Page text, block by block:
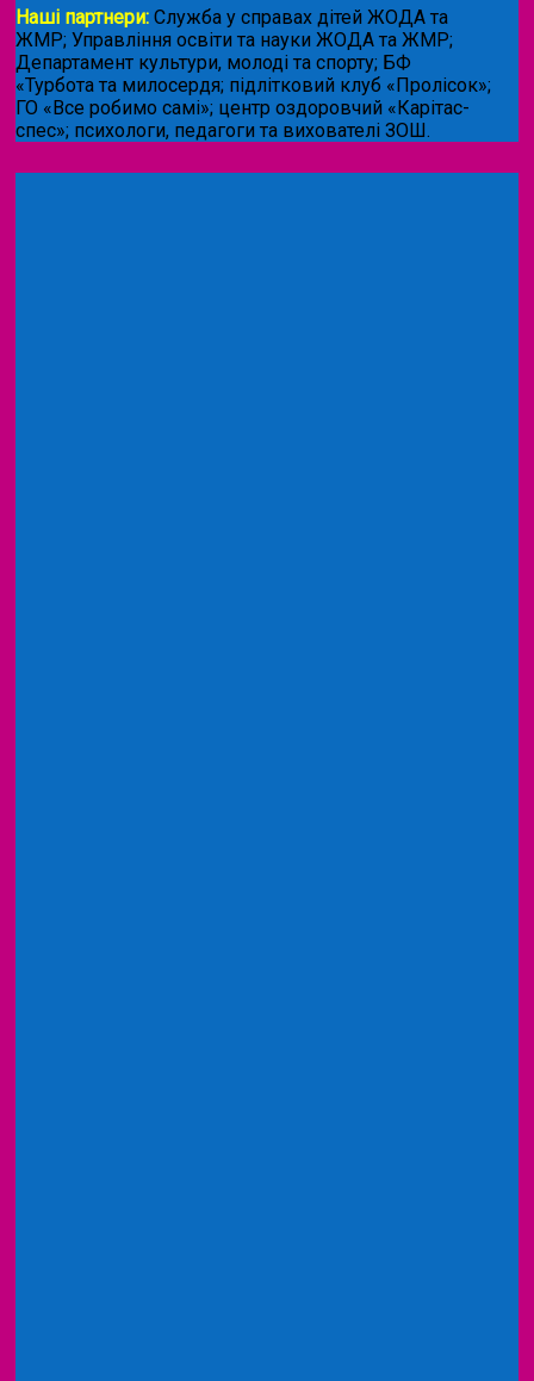
Наші партнери: Служба у справах дітей ЖОДА та
ЖМР; Управління освіти та науки ЖОДА та ЖМР;
Департамент культури, молоді та спорту; БФ
«Турбота та милосердя; підлітковий клуб «Пролісок»;
ГО «Все робимо самі»; центр оздоровчий «Карітас-
спес»; психологи, педагоги та вихователі ЗОШ.